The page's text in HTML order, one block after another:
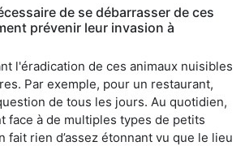
de se débarrasser de ces
prévenir leur invasion à
l'éradication de ces animaux nuisibles
Par exemple, pour un restaurant,
de tous les jours. Au quotidien,
face à de multiples types de petits
fait rien d’assez étonnant vu que le lieu